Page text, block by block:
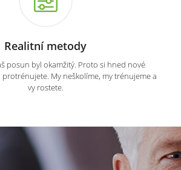
Realitní metody
posun byl okamžitý. Proto si hned nové
protrénujete. My neškolíme, my trénujeme a
vy rostete.